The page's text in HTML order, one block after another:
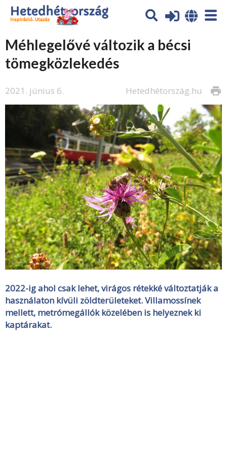
Méhlegelővé változik a bécsi
tömegközlekedés
2021. június 6. print
Hetedhétország.hu
2022-ig ahol csak lehet, virágos rétekké változtatják a
használaton kívüli zöldterületeket. Villamossínek
mellett, metrómegállók közelében is helyeznek ki
kaptárakat.